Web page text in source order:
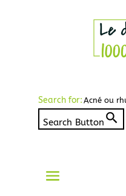
Search for:
Search Button